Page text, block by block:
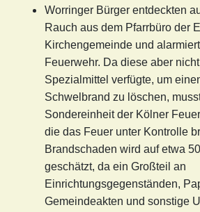
Worringer Bürger entdeckten
Rauch aus dem Pfarrbüro der
Kirchengemeinde und
Feuerwehr. Da diese aber
Spezialmittel verfügte, um
Schwelbrand zu löschen,
Sondereinheit der Kölner
die das Feuer unter Kontrolle
Brandschaden wird auf etwa
geschätzt, da ein Großteil an
Einrichtungsgegenständen,
Gemeindeakten und sonstige